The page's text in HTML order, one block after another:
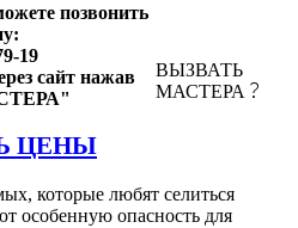
позвонить
19
сайт нажав
ЦЕНЫ
ВЫЗВАТЬ
МАСТЕРА
которые любят селиться
особенную опасность для